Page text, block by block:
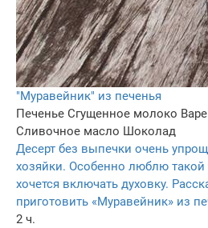
"Муравейник" из печенья
Печенье Сгущенное молоко
Сливочное масло Шоколад
Десерт без выпечки очень
хозяйки. Особенно люблю такой
хочется включать духовку.
приготовить «Муравейник» из
2 ч.